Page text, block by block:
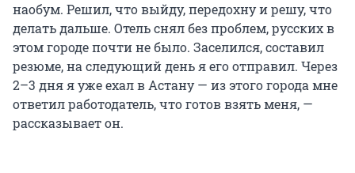
наобум. Решил, что выйду, передохну и решу, что
делать дальше. Отель снял без проблем, русских в
этом городе почти не было. Заселился, составил
резюме, на следующий день я его отправил. Через
2–3 дня я уже ехал в Астану — из этого города мне
ответил работодатель, что готов взять меня, —
рассказывает он.